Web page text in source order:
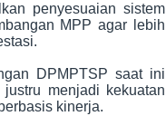
penyesuaian sistem
MPP agar lebih
DPMPTSP saat ini
menjadi kekuatan
kinerja.